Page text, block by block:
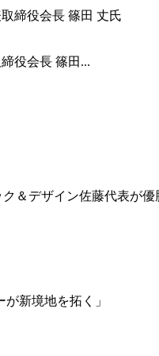
役会長 篠田...
＆デザイン佐藤代表が優
新境地を拓く」